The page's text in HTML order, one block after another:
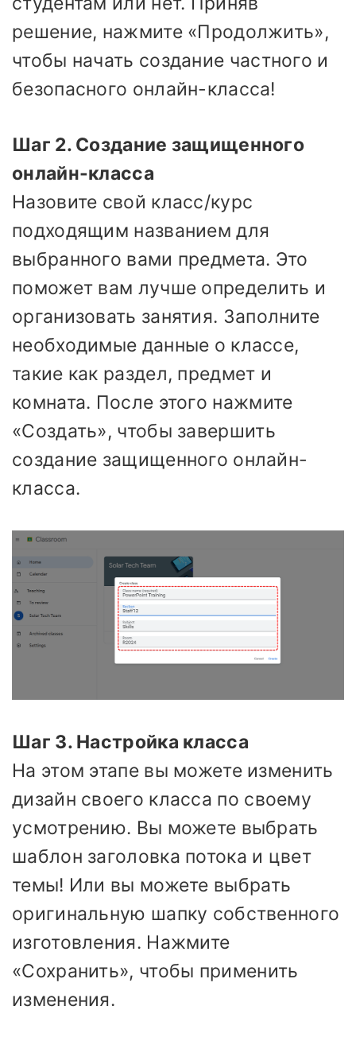
решение, нажмите «Продолжить»,
чтобы начать создание частного и
безопасного онлайн-класса!
Шаг 2. Создание защищенного
онлайн-класса
Назовите свой класс/курс
подходящим названием для
выбранного вами предмета. Это
поможет вам лучше определить и
организовать занятия. Заполните
необходимые данные о классе,
такие как раздел, предмет и
комната. После этого нажмите
«Создать», чтобы завершить
создание защищенного онлайн-
класса.
Шаг 3. Настройка класса
На этом этапе вы можете изменить
дизайн своего класса по своему
усмотрению. Вы можете выбрать
шаблон заголовка потока и цвет
темы! Или вы можете выбрать
оригинальную шапку собственного
изготовления. Нажмите
«Сохранить», чтобы применить
изменения.